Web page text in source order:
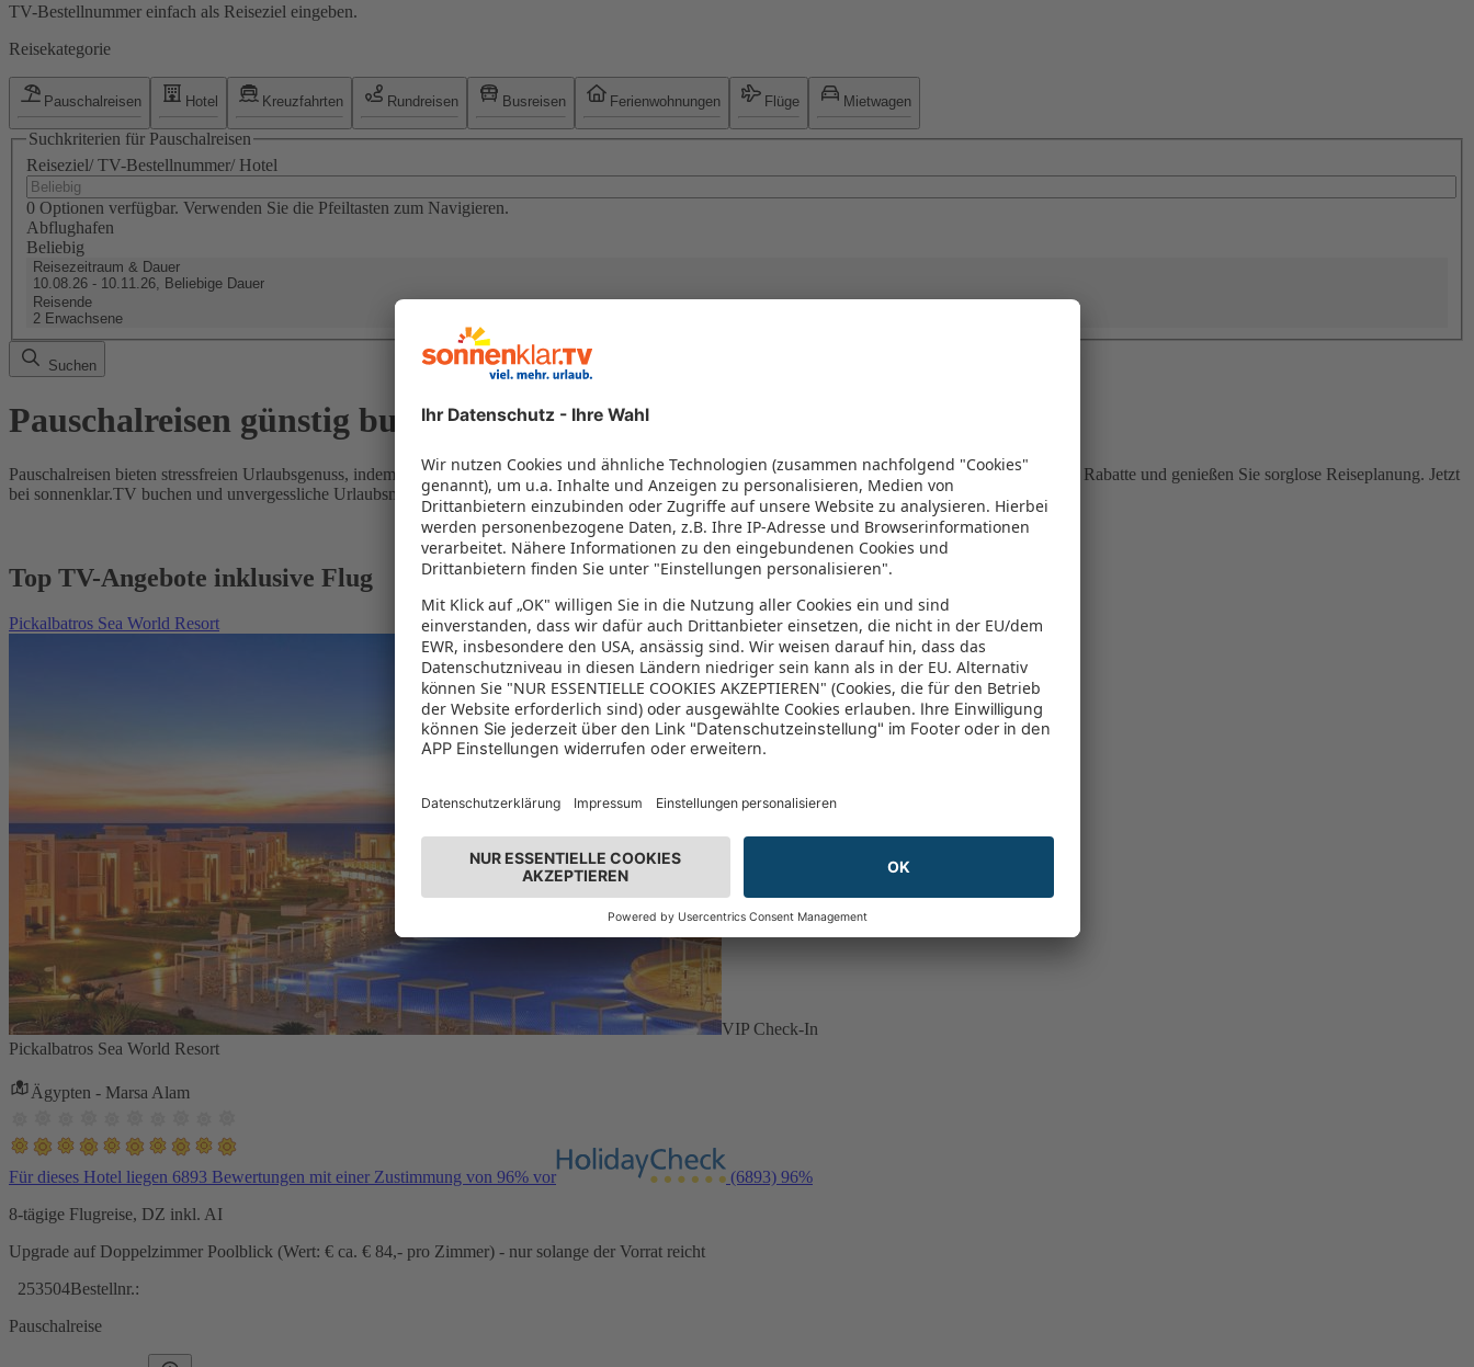
TV-Bestellnummer einfach als Reiseziel eingeben.
Reisekategorie
Pauschalreisen Hotel Kreuzfahrten Rundreisen Busreisen Ferienwohnungen Flüge Mietwagen
Suchkriterien für Pauschalreisen
Reiseziel/ TV-Bestellnummer/ Hotel
0 Optionen verfügbar. Verwenden Sie die Pfeiltasten zum Navigieren.
Abflughafen
Beliebig
Reisezeitraum & Dauer
10.08.26 - 10.11.26, Beliebige Dauer
Reisende
2 Erwachsene
Suchen
Pauschalreisen günstig buchen
Pauschalreisen bieten stressfreien Urlaubsgenuss, indem Flug und Hotel in einem Paket kombiniert werden – das spart Zeit und Geld. Nutzen Sie attraktive Rabatte und genießen Sie sorglose Reiseplanung. Jetzt
bei sonnenklar.TV buchen und unvergessliche Urlaubsmomente erleben!
Top TV-Angebote inklusive Flug
Pickalbatros Sea World Resort
VIP Check-In
Pickalbatros Sea World Resort
Ägypten - Marsa Alam
Für dieses Hotel liegen 6893 Bewertungen mit einer Zustimmung von 96% vor (6893) 96%
8-tägige Flugreise, DZ inkl. AI
Upgrade auf Doppelzimmer Poolblick (Wert: € ca. € 84,- pro Zimmer) - nur solange der Vorrat reicht
253504Bestellnr.:
Pauschalreise